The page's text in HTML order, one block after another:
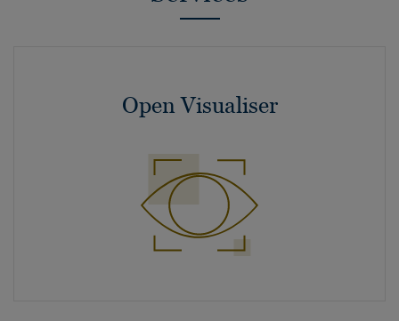
Open Visualiser